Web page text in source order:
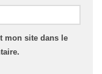
mon site dans le